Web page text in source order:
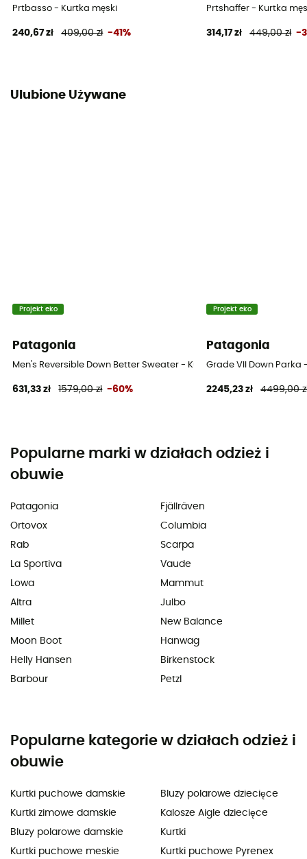
Prtbasso - Kurtka męski
240,67 zł 409,00 zł -41%
Prtshaffer - Kurtka
314,17 zł 449,00 zł -
Ulubione Używane
Projekt eko
Patagonia
Men's Reversible Down Better Sweater - Kurtka męski
631,33 zł 1579,00 zł -60%
Projekt eko
Patagonia
Grade VII Down
2245,23 zł 4499,00
Popularne marki w działach odzież i
obuwie
Patagonia
Ortovox
Rab
La Sportiva
Lowa
Altra
Millet
Moon Boot
Helly Hansen
Barbour
Fjällräven
Columbia
Scarpa
Vaude
Mammut
Julbo
New Balance
Hanwag
Birkenstock
Petzl
Popularne kategorie w działach odzież i
obuwie
Kurtki puchowe damskie
Kurtki zimowe damskie
Bluzy polarowe damskie
Kurtki puchowe meskie
Bluzy polarowe dziecięce
Kalosze Aigle dziecięce
Kurtki
Kurtki puchowe Pyrenex